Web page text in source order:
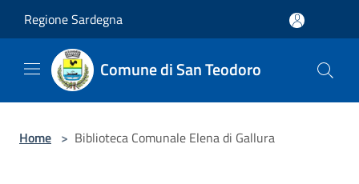
Regione Sardegna
Comune di San Teodoro
Home > Biblioteca Comunale Elena di Gallura